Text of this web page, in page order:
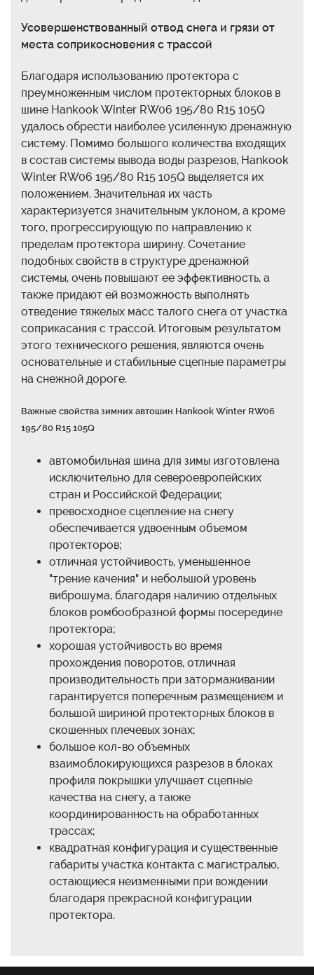
Усовершенствованный отвод снега и грязи от
места соприкосновения с трассой
Благодаря использованию протектора с
преумноженным числом протекторных блоков в
шине Hankook Winter RW06 195/80 R15 105Q
удалось обрести наиболее усиленную дренажную
систему. Помимо большого количества входящих
в состав системы вывода воды разрезов, Hankook
Winter RW06 195/80 R15 105Q выделяется их
положением. Значительная их часть
характеризуется значительным уклоном, а кроме
того, прогрессирующую по направлению к
пределам протектора ширину. Сочетание
подобных свойств в структуре дренажной
системы, очень повышают ее эффективность, а
также придают ей возможность выполнять
отведение тяжелых масс талого снега от участка
соприкасания с трассой. Итоговым результатом
этого технического решения, являются очень
основательные и стабильные сцепные параметры
на снежной дороге.
Важные свойства зимних автошин Hankook Winter RW06
195/80 R15 105Q
автомобильная шина для зимы изготовлена
исключительно для североевропейских
стран и Российской Федерации;
превосходное сцепление на снегу
обеспечивается удвоенным объемом
протекторов;
отличная устойчивость, уменьшенное
"трение качения" и небольшой уровень
виброшума, благодаря наличию отдельных
блоков ромбообразной формы посередине
протектора;
хорошая устойчивость во время
прохождения поворотов, отличная
производительность при затормаживании
гарантируется поперечным размещением и
большой шириной протекторных блоков в
скошенных плечевых зонах;
большое кол-во объемных
взаимоблокирующихся разрезов в блоках
профиля покрышки улучшает сцепные
качества на снегу, а также
координированность на обработанных
трассах;
квадратная конфигурация и существенные
габариты участка контакта с магистралью,
остающиеся неизменными при вождении
благодаря прекрасной конфигурации
протектора.